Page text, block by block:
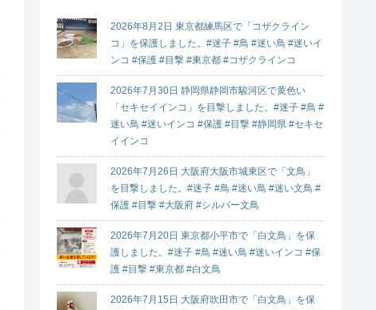
2026年8月2日 東京都練馬区で「コザクライン
コ」を保護しました。#迷子 #鳥 #迷い鳥 #迷いイ
ンコ #保護 #目撃 #東京都 #コザクラインコ
2026年7月30日 静岡県静岡市駿河区で黄色い
「セキセイインコ」を目撃しました。#迷子 #鳥 #
迷い鳥 #迷いインコ #保護 #目撃 #静岡県 #セキセ
イインコ
2026年7月26日 大阪府大阪市城東区で「文鳥」
を目撃しました。#迷子 #鳥 #迷い鳥 #迷い文鳥 #
保護 #目撃 #大阪府 #シルバー文鳥
2026年7月20日 東京都小平市で「白文鳥」を保
護しました。#迷子 #鳥 #迷い鳥 #迷いインコ #保
護 #目撃 #東京都 #白文鳥
2026年7月15日 大阪府吹田市で「白文鳥」を保